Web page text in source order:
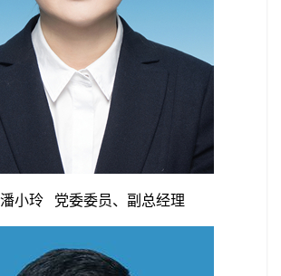
潘小玲 党委委员、副总经理